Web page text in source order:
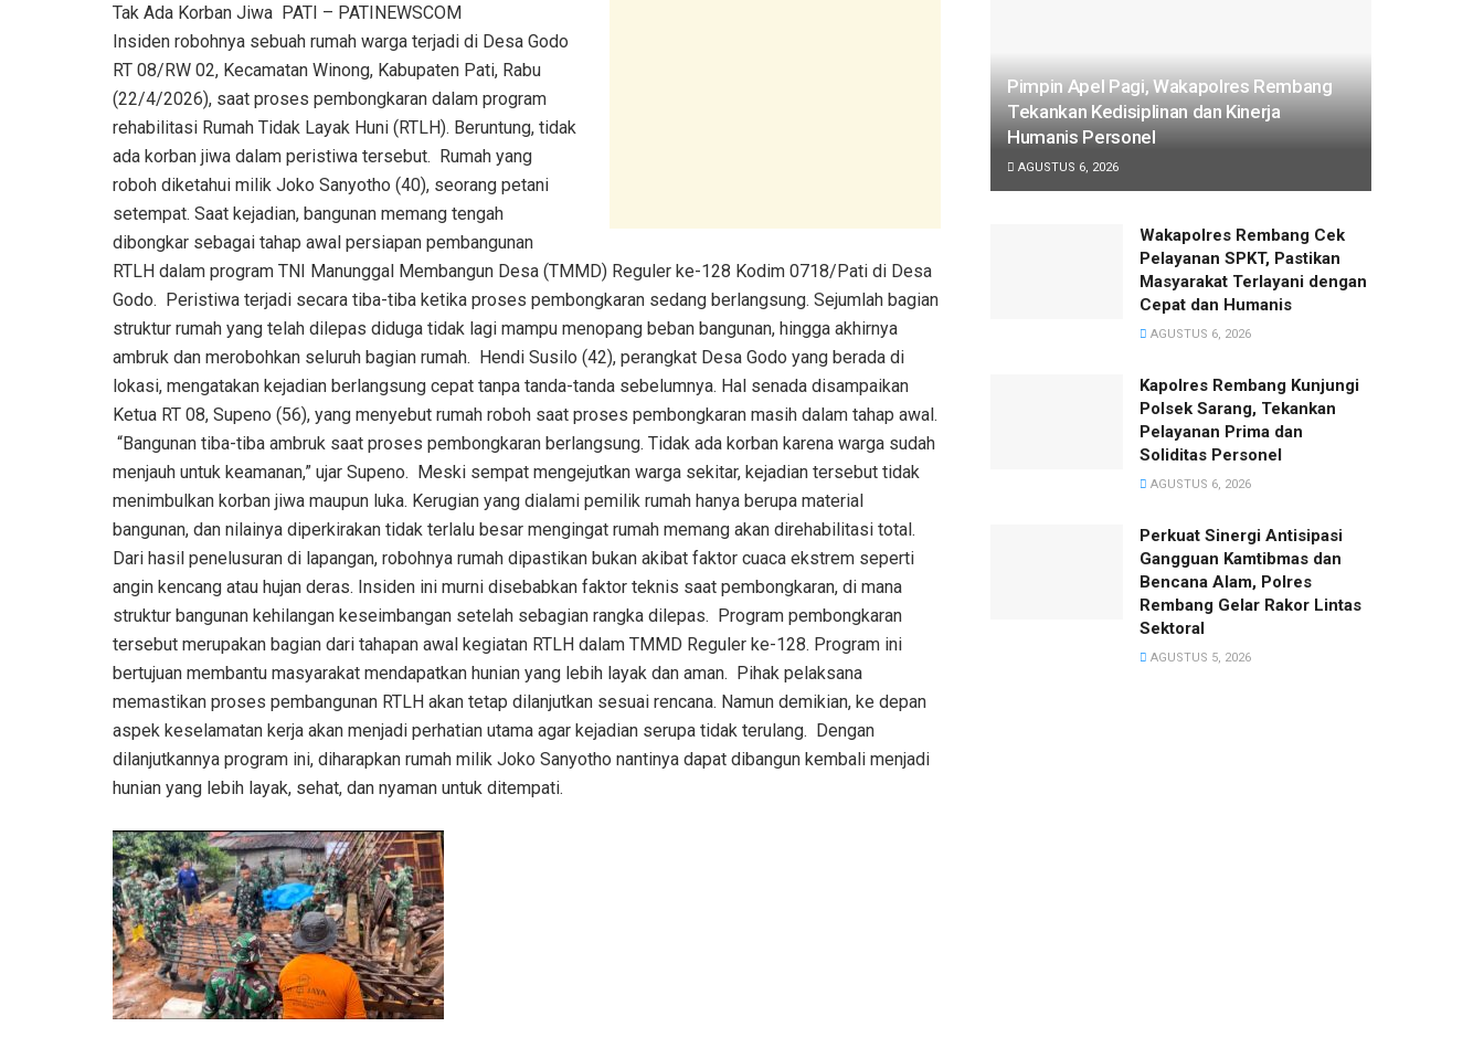
Tak Ada Korban Jiwa ‎ ‎PATI – PATINEWSCOM
Insiden robohnya sebuah rumah warga terjadi di Desa Godo
RT 08/RW 02, Kecamatan Winong, Kabupaten Pati, Rabu
(22/4/2026), saat proses pembongkaran dalam program
rehabilitasi Rumah Tidak Layak Huni (RTLH). Beruntung, tidak
ada korban jiwa dalam peristiwa tersebut. ‎ ‎Rumah yang
roboh diketahui milik Joko Sanyotho (40), seorang petani
setempat. Saat kejadian, bangunan memang tengah
dibongkar sebagai tahap awal persiapan pembangunan
RTLH dalam program TNI Manunggal Membangun Desa (TMMD) Reguler ke-128 Kodim 0718/Pati di Desa
Godo. ‎ ‎Peristiwa terjadi secara tiba-tiba ketika proses pembongkaran sedang berlangsung. Sejumlah bagian
struktur rumah yang telah dilepas diduga tidak lagi mampu menopang beban bangunan, hingga akhirnya
ambruk dan merobohkan seluruh bagian rumah. ‎ ‎Hendi Susilo (42), perangkat Desa Godo yang berada di
lokasi, mengatakan kejadian berlangsung cepat tanpa tanda-tanda sebelumnya. Hal senada disampaikan
Ketua RT 08, Supeno (56), yang menyebut rumah roboh saat proses pembongkaran masih dalam tahap awal.
‎ ‎“Bangunan tiba-tiba ambruk saat proses pembongkaran berlangsung. Tidak ada korban karena warga sudah
menjauh untuk keamanan,” ujar Supeno. ‎ ‎Meski sempat mengejutkan warga sekitar, kejadian tersebut tidak
menimbulkan korban jiwa maupun luka. Kerugian yang dialami pemilik rumah hanya berupa material
bangunan, dan nilainya diperkirakan tidak terlalu besar mengingat rumah memang akan direhabilitasi total. ‎
‎Dari hasil penelusuran di lapangan, robohnya rumah dipastikan bukan akibat faktor cuaca ekstrem seperti
angin kencang atau hujan deras. Insiden ini murni disebabkan faktor teknis saat pembongkaran, di mana
struktur bangunan kehilangan keseimbangan setelah sebagian rangka dilepas. ‎ ‎Program pembongkaran
tersebut merupakan bagian dari tahapan awal kegiatan RTLH dalam TMMD Reguler ke-128. Program ini
bertujuan membantu masyarakat mendapatkan hunian yang lebih layak dan aman. ‎ ‎Pihak pelaksana
memastikan proses pembangunan RTLH akan tetap dilanjutkan sesuai rencana. Namun demikian, ke depan
aspek keselamatan kerja akan menjadi perhatian utama agar kejadian serupa tidak terulang. ‎ ‎Dengan
dilanjutkannya program ini, diharapkan rumah milik Joko Sanyotho nantinya dapat dibangun kembali menjadi
hunian yang lebih layak, sehat, dan nyaman untuk ditempati.
Pimpin Apel Pagi, Wakapolres Rembang
Tekankan Kedisiplinan dan Kinerja
Humanis Personel
AGUSTUS 6, 2026
Wakapolres Rembang Cek
Pelayanan SPKT, Pastikan
Masyarakat Terlayani dengan
Cepat dan Humanis
AGUSTUS 6, 2026
Kapolres Rembang Kunjungi
Polsek Sarang, Tekankan
Pelayanan Prima dan
Soliditas Personel
AGUSTUS 6, 2026
Perkuat Sinergi Antisipasi
Gangguan Kamtibmas dan
Bencana Alam, Polres
Rembang Gelar Rakor Lintas
Sektoral
AGUSTUS 5, 2026